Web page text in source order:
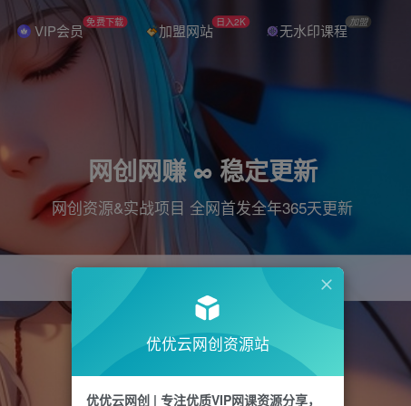
VIP会员 免费下载 加盟网站 日入2K 无水印课程 加盟
网创网赚 ∞ 稳定更新
网创资源&实战项目 全网首发全年365天更新
引流 直播 电商 剪辑
优优云网创资源站
优优云网创 | 专注优质VIP网课资源分享，